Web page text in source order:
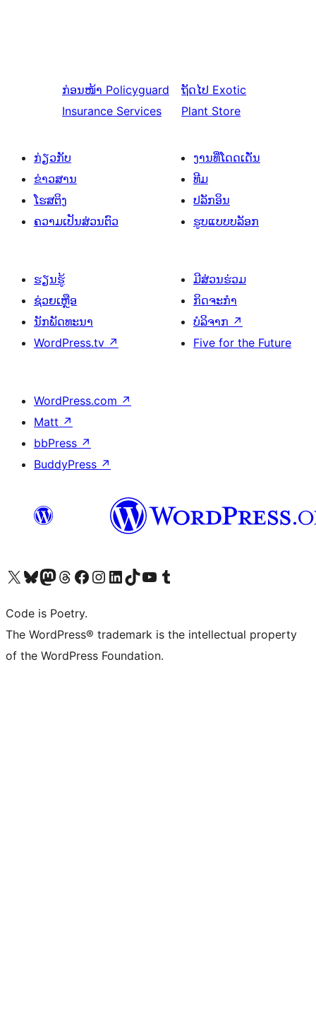
ກ່ອນໜ້າ Policyguard
Insurance Services
ຖັດໄປ Exotic
Plant Store
ກ່ຽວກັບ
ຂ່າວສານ
ໂຮສຕິງ
ຄວາມເປັນສ່ວນຕົວ
ງານທີ່ໂດດເດັ່ນ
ທີມ
ປລັກອິນ
ຮູບແບບບລັອກ
ຮຽນຮູ້
ຊ່ວຍເຫຼືອ
ນັກພັດທະນາ
WordPress.tv ↗
ມີສ່ວນຮ່ວມ
ກິດຈະກຳ
ບໍລິຈາກ ↗
Five for the Future
WordPress.com ↗
Matt ↗
bbPress ↗
BuddyPress ↗
ຢ້ຽມຊົມບັນຊີ X (ຊື່ເກົ່າ Twitter) ຂອງພວກເຮົາຢ້ຽມຊົມບັນຊີ Bluesky ຂອງພວກເຮົາຢ້ຽມຊົມບັນຊີ Mastodon ຂອງພວກເຮົາຢ້ຽມຊົມບັນຊີ Threads ຂອງພວກເຮົາຢ້ຽມຊົມໜ້າ Facebook ຂອງພວກເຮົາຢ້ຽມຊົມບັນຊີ Instagram ຂອງພວກເຮົາຢ້ຽມຊົມບັນຊີ LinkedIn ຂອງພວກເຮົາຢ້ຽມຊົມບັນຊີ TikTok ຂອງພວກເຮົາຢ້ຽມຊົມຊ່ອງ YouTube ຂອງພວກເຮົາຢ້ຽມຊົມບັນຊີ Tumblr ຂອງພວກເຮົາ
Code is Poetry.
The WordPress® trademark is the intellectual property
of the WordPress Foundation.